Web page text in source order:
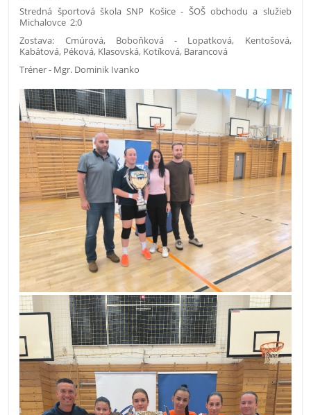
Stredná športová škola SNP Košice - ŠOŠ obchodu a služieb
Michalovce 2:0
Zostava: Cmúrová, Boboňková - Lopatková, Kentošová,
Kabátová, Péková, Klasovská, Kotíková, Barancová
Tréner - Mgr. Dominik Ivanko